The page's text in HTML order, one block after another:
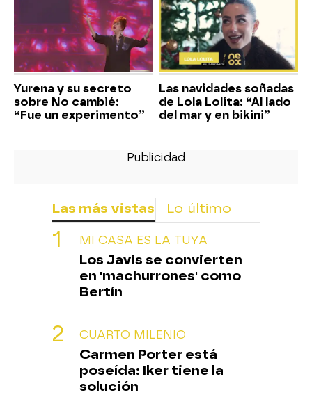
Yurena y su secreto
sobre No cambié:
“Fue un experimento”
Las navidades soñadas
de Lola Lolita: “Al lado
del mar y en bikini”
Las más vistas Lo último
MI CASA ES LA TUYA
Los Javis se convierten
en 'machurrones' como
Bertín
CUARTO MILENIO
Carmen Porter está
poseída: Iker tiene la
solución